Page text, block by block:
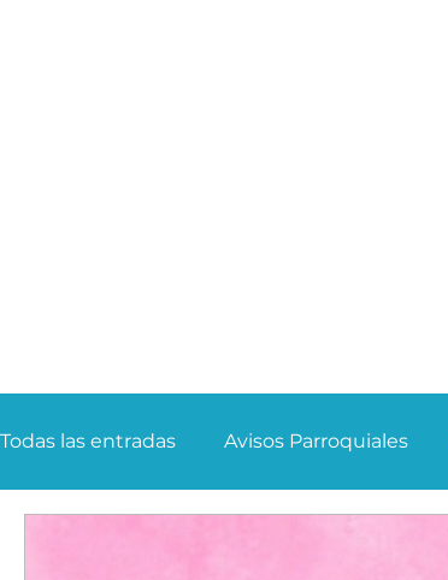
Todas las entradas Avisos Parroquiales